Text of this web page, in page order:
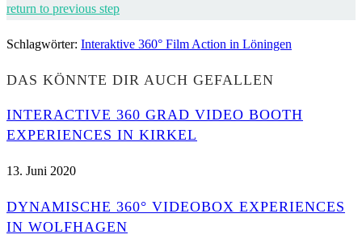
return to previous step
Schlagwörter: Interaktive 360° Film Action in Löningen
DAS KÖNNTE DIR AUCH GEFALLEN
INTERACTIVE 360 GRAD VIDEO BOOTH
EXPERIENCES IN KIRKEL
13. Juni 2020
DYNAMISCHE 360° VIDEOBOX EXPERIENCES
IN WOLFHAGEN